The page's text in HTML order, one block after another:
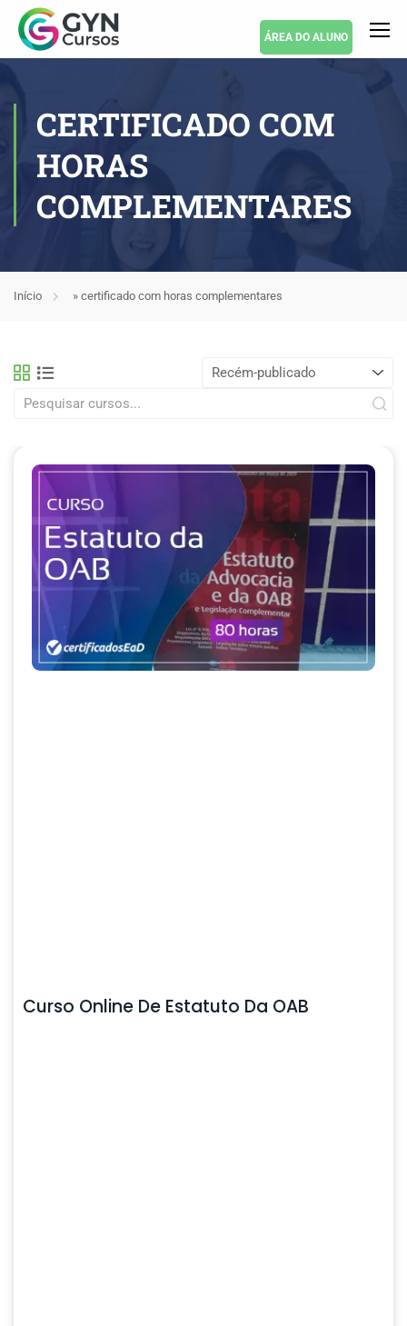
ÁREA DO ALUNO
CERTIFICADO COM
HORAS
COMPLEMENTARES
Início » certificado com horas complementares
Curso Online De Estatuto Da OAB